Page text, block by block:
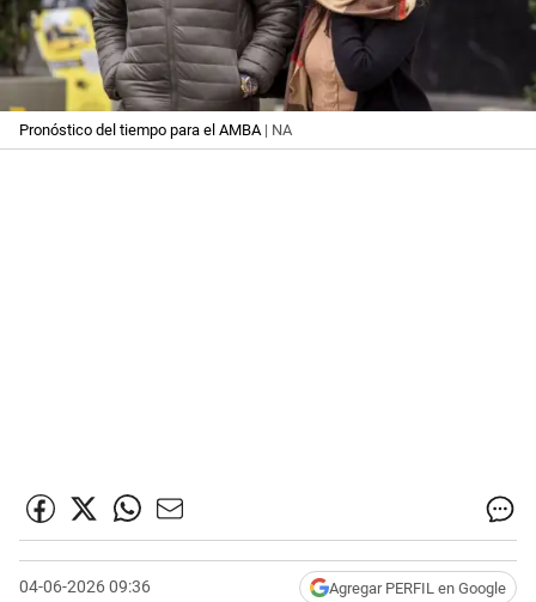
Pronóstico del tiempo para el AMBA| NA
04-06-2026 09:36 Agregar PERFIL en Google